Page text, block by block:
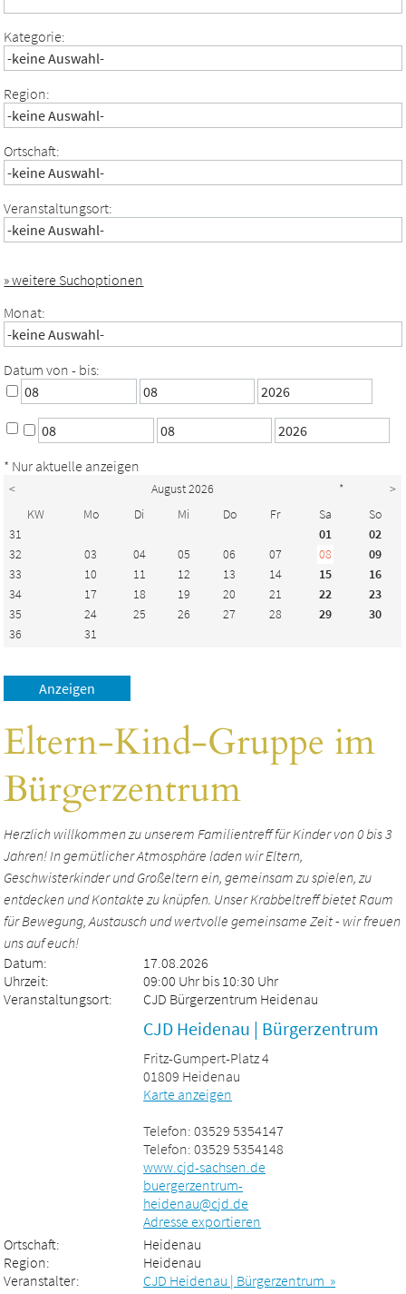
Kategorie:
Region:
Ortschaft:
Veranstaltungsort:
» weitere Suchoptionen
Monat:
Datum von - bis:
* Nur aktuelle anzeigen
< August 2026 *
>
KW
Mo Di Mi Do Fr Sa
So
31
01
02
32
03 04 05 06 07 08
09
33
10 11 12 13 14 15
16
34
17 18 19 20 21 22
23
35
24 25 26 27 28 29
30
36
31
Eltern-Kind-Gruppe im
Bürgerzentrum
Herzlich willkommen zu unserem Familientreff für Kinder von 0 bis 3
Jahren! In gemütlicher Atmosphäre laden wir Eltern,
Geschwisterkinder und Großeltern ein, gemeinsam zu spielen, zu
entdecken und Kontakte zu knüpfen. Unser Krabbeltreff bietet Raum
für Bewegung, Austausch und wertvolle gemeinsame Zeit - wir freuen
uns auf euch!
Datum:
17.08.2026
Uhrzeit:
09:00 Uhr bis 10:30 Uhr
Veranstaltungsort:
CJD Bürgerzentrum Heidenau
CJD Heidenau | Bürgerzentrum
Fritz-Gumpert-Platz 4
01809 Heidenau
Karte anzeigen
Telefon: 03529 5354147
Telefon: 03529 5354148
www.cjd-sachsen.de
buergerzentrum-
heidenau@cjd.de
Adresse exportieren
Ortschaft:
Heidenau
Region:
Heidenau
Veranstalter:
CJD Heidenau | Bürgerzentrum »